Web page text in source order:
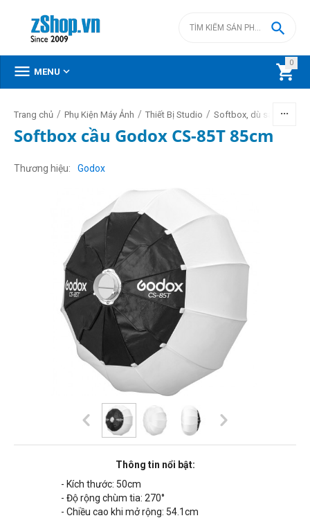
0


 MENU 
Trang chủ / Phụ Kiện Máy Ảnh / Thiết Bị Studio / Softbox, dù sáng, lồng
Softbox cầu Godox CS-85T 85cm
Thương hiệu Godox
Thông tin nổi bật:
- Kích thước: 50cm
- Độ rộng chùm tia: 270°
- Chiều cao khi mở rộng: 54.1cm